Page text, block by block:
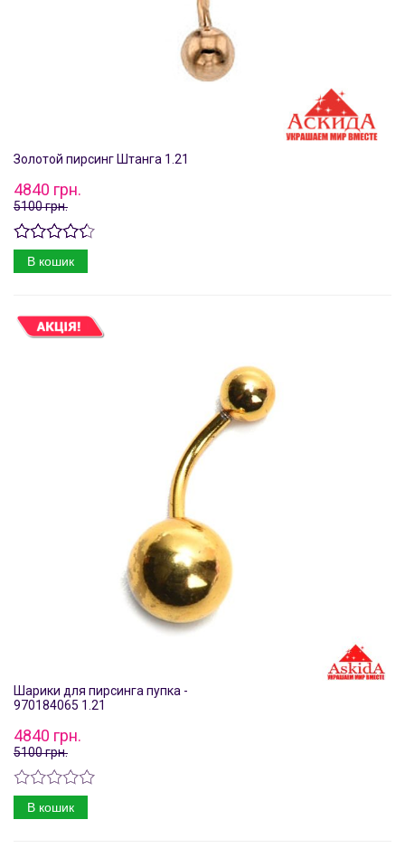
Золотой пирсинг Штанга 1.21
4840 грн.
5100 грн.
В кошик
Шарики для пирсинга пупка -
970184065 1.21
4840 грн.
5100 грн.
В кошик